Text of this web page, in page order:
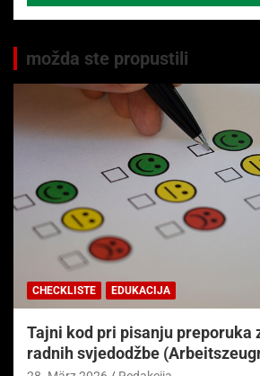
možda ste propustili
CHECKLISTE EDUKACIJA
Tajni kod pri pisanju preporuka
radnih svjedodžbe